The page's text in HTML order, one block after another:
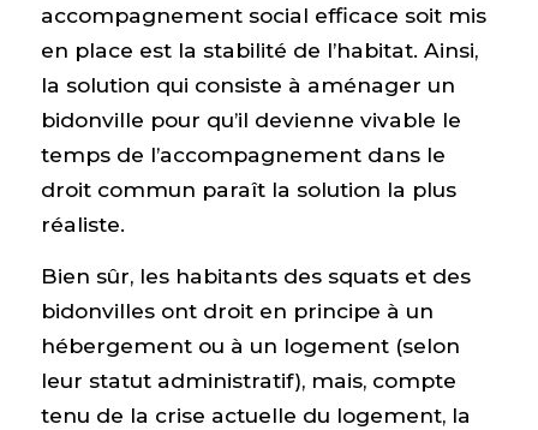
accompagnement social efficace soit mis
en place est la stabilité de l’habitat. Ainsi,
la solution qui consiste à aménager un
bidonville pour qu’il devienne vivable le
temps de l’accompagnement dans le
droit commun paraît la solution la plus
réaliste.
Bien sûr, les habitants des squats et des
bidonvilles ont droit en principe à un
hébergement ou à un logement (selon
leur statut administratif), mais, compte
tenu de la crise actuelle du logement, la